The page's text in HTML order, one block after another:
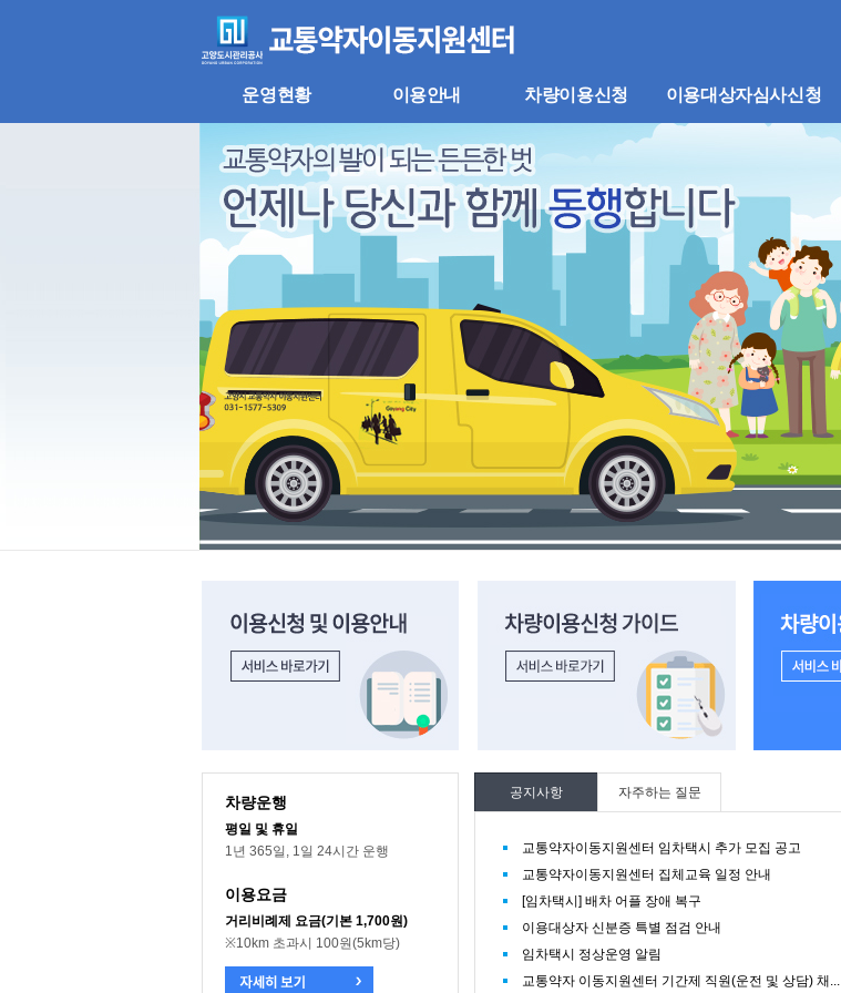
뉴
바
기
바
로
운영현황 이용안내 차량이용신청 이용대상자심사신청
차량운행
평일 및 휴일
1년 365일, 1일 24시간 운행
이용요금
거리비례제 요금(기본 1,700원)
※10km 초과시 100원(5km당)
공지사항
교통약자이동지원센터 임차택시 추가 모집 공고
교통약자이동지원센터 집체교육 일정 안내
[임차택시] 배차 어플 장애 복구
이용대상자 신분증 특별 점검 안내
임차택시 정상운영 알림
교통약자 이동지원센터 기간제 직원(운전 및 상담) 채...
자주하는 질문